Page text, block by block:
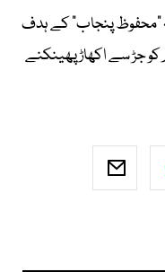
"محفوظ پنجاب" کے ہدف
جڑ سے اکھاڑ پھینکنے